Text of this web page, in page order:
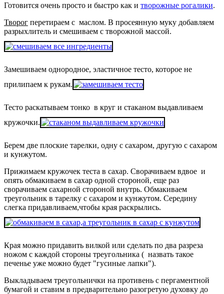
Готовится очень просто и быстро как и творожные рогалики.
Творог перетираем с маслом. В просеянную муку добавляем
разрыхлитель и смешиваем с творожной массой.
Замешиваем однородное, эластичное тесто, которое не
прилипаем к рукам.
Тесто раскатываем тонко в круг и стаканом выдавливаем
кружочки.
Берем две плоские тарелки, одну с сахаром, другую с сахаром
и кунжутом.
Прижимаем кружочек теста в сахар. Сворачиваем вдвое и
опять обмакиваем в сахар одной стороной, еще раз
сворачиваем сахарной стороной внутрь. Обмакиваем
треугольник в тарелку с сахаром и кунжутом. Середину
слегка придавливаем,чтобы края раскрылись.
Края можно придавить вилкой или сделать по два разреза
ножом с каждой стороны треугольника ( назвать такое
печенье уже можно будет "гусиные лапки").
Выкладываем треугольнички на противень с пергаментной
бумагой и ставим в предварительно разогретую духовку до